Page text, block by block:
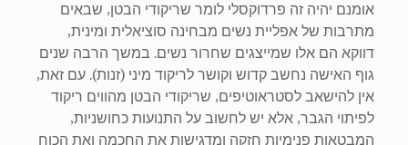
אומנם יהיה זה פרדוקסלי לומר שריקודי הבטן, שבאים
מתרבות של אפליית נשים מבחינה סוציאלית ומינית,
דווקא הם אלו שמייצגים שחרור נשים. במשך הרבה שנים
גוף האישה נחשב קדוש וקושר לריקוד מיני (זנות). עם זאת,
אין להישאב לסטראוטיפים, שריקודי הבטן מהווים ריקוד
לפיתוי הגבר, אלא יש לחשוב על התנועות כחושניות,
המבטאות פנימיות חזקה ומדגישות את החכמה ואת הכוח